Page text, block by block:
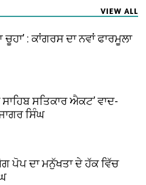
VIEW ALL
: ਕਾਂਗਰਸ ਦਾ ਨਵਾਂ ਫਾਰਮੂਲਾ
ਸਤਿਕਾਰ ਐਕਟ’ ਵਾਦ-
ਸਿੰਘ
ਪੋਪ ਦਾ ਮਨੁੱਖਤਾ ਦੇ ਹੱਕ ਵਿੱਚ